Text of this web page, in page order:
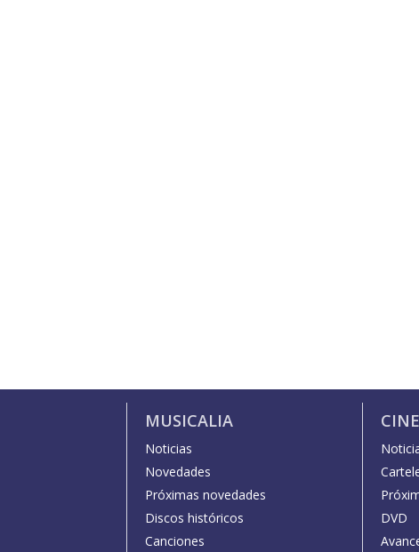
MUSICALIA
Noticias
Novedades
Próximas novedades
Discos históricos
Canciones
DVD